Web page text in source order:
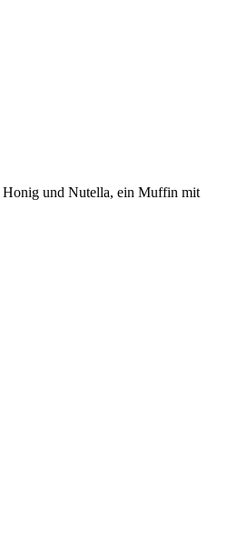
Honig und Nutella, ein Muffin mit